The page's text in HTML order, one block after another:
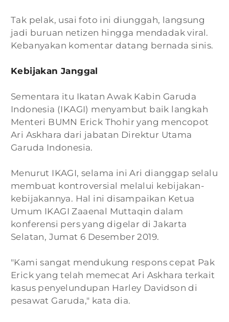
Tak pelak, usai foto ini diunggah, langsung
jadi buruan netizen hingga mendadak viral.
Kebanyakan komentar datang bernada sinis.
Kebijakan Janggal
Sementara itu Ikatan Awak Kabin Garuda
Indonesia (IKAGI) menyambut baik langkah
Menteri BUMN Erick Thohir yang mencopot
Ari Askhara dari jabatan Direktur Utama
Garuda Indonesia.
Menurut IKAGI, selama ini Ari dianggap selalu
membuat kontroversial melalui kebijakan-
kebijakannya. Hal ini disampaikan Ketua
Umum IKAGI Zaaenal Muttaqin dalam
konferensi pers yang digelar di Jakarta
Selatan, Jumat 6 Desember 2019.
"Kami sangat mendukung respons cepat Pak
Erick yang telah memecat Ari Askhara terkait
kasus penyelundupan Harley Davidson di
pesawat Garuda," kata dia.